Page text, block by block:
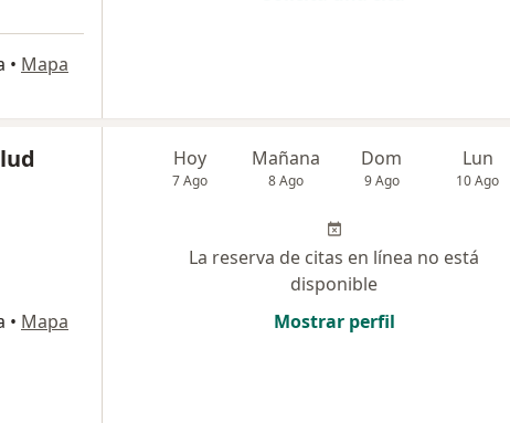
• Mapa
• Mapa
Hoy
7 Ago
Mañana
8 Ago
Dom
9 Ago
Lun
10 Ago
La reserva de citas en línea no está
disponible
Mostrar perfil